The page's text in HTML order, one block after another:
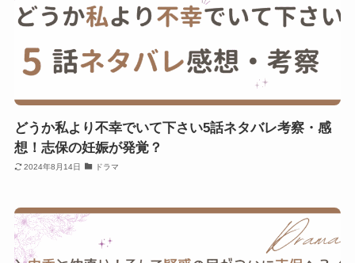
どうか私より不幸でいて下さい5話ネタバレ考察・感
想！志保の妊娠が発覚？
2024年8月14日 ドラマ